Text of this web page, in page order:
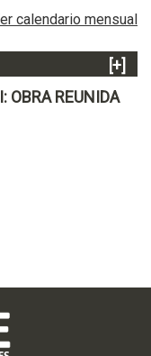
calendario mensual
[+]
OBRA REUNIDA